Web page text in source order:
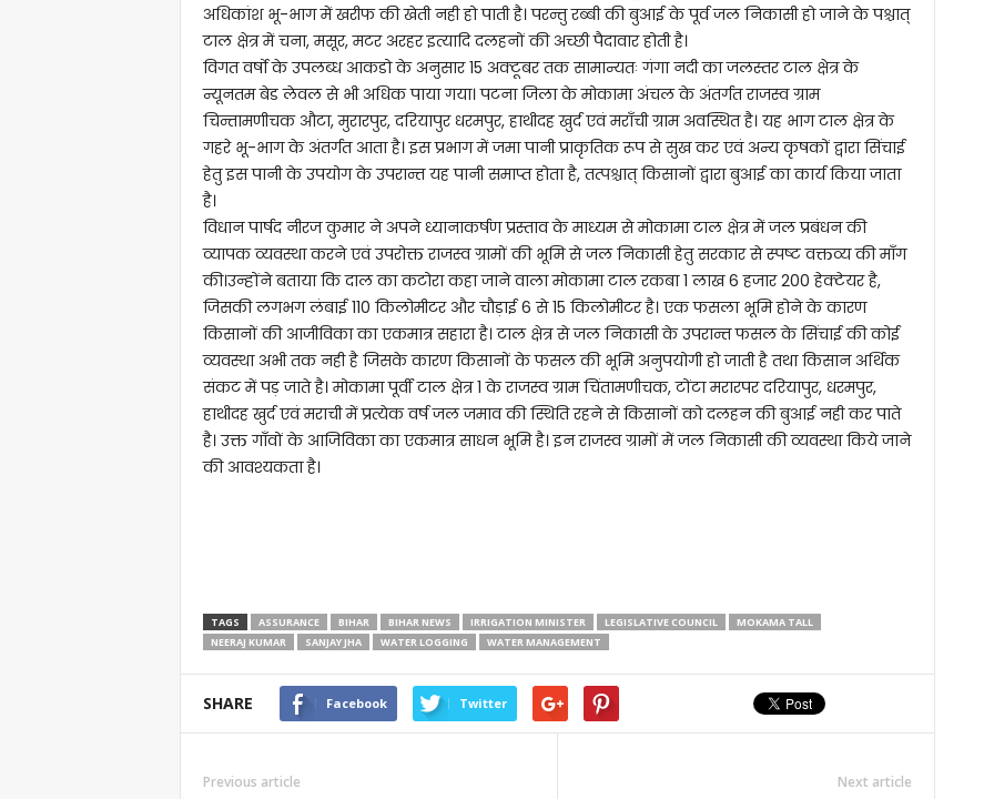
अधिकांश भू-भाग में खरीफ की खेती नही हो पाती है। परन्तु रब्बी की बुआई के पूर्व जल निकासी हो जाने के पश्चात्
टाल क्षेत्र में चना, मसूर, मटर अरहर इत्यादि दलहनों की अच्छी पैदावार होती है।
विगत वर्षो के उपलब्ध आकडो के अनुसार 15 अक्टूबर तक सामान्यतः गंगा नदी का जलस्तर टाल क्षेत्र के
न्यूनतम बेड लेवल से भी अधिक पाया गया। पटना जिला के मोकामा अंचल के अंतर्गत राजस्व ग्राम
चिन्तामणीचक औटा, मुरारपुर, दरियापुर धरमपुर, हाथीदह खुर्द एवं मराँची ग्राम अवस्थित है। यह भाग टाल क्षेत्र के
गहरे भू-भाग के अंतर्गत आता है। इस प्रभाग में जमा पानी प्राकृतिक रूप से सुख कर एवं अन्य कृषकों द्वारा सिंचाई
हेतु इस पानी के उपयोग के उपरान्त यह पानी समाप्त होता है, तत्पश्चात् किसानों द्वारा बुआई का कार्य किया जाता
है।
विधान पार्षद नीरज कुमार ने अपने ध्यानाकर्षण प्रस्ताव के माध्यम से मोकामा टाल क्षेत्र में जल प्रबंधन की
व्यापक व्यवस्था करने एवं उपरोक्त राजस्व ग्रामों की भूमि से जल निकासी हेतु सरकार से स्पष्ट वक्तव्य की माँग
की।उन्होंने बताया कि दाल का कटोरा कहा जाने वाला मोकामा टाल रकबा 1 लाख 6 हजार 200 हेक्टेयर है,
जिसकी लगभग लंबाई 110 किलोमीटर और चौड़ाई 6 से 15 किलोमीटर है। एक फसला भूमि होने के कारण
किसानों की आजीविका का एकमात्र सहारा है। टाल क्षेत्र से जल निकासी के उपरान्त फसल के सिंचाई की कोई
व्यवस्था अभी तक नही है जिसके कारण किसानों के फसल की भूमि अनुपयोगी हो जाती है तथा किसान अर्थिक
संकट में पड़ जाते है। मोकामा पूर्वी टाल क्षेत्र 1 के राजस्व ग्राम चिंतामणीचक, टोंटा मरारपर दरियापुर, धरमपुर,
हाथीदह खुर्द एवं मराची में प्रत्येक वर्ष जल जमाव की स्थिति रहने से किसानों को दलहन की बुआई नही कर पाते
है। उक्त गाँवों के आजिविका का एकमात्र साधन भूमि है। इन राजस्व ग्रामों में जल निकासी की व्यवस्था किये जाने
की आवश्यकता है।
TAGS ASSURANCE BIHAR BIHAR NEWS IRRIGATION MINISTER LEGISLATIVE COUNCIL
MOKAMA TALL
NEERAJ KUMAR
SANJAY JHA WATER LOGGING WATER MANAGEMENT
SHARE Facebook Twitter
Previous article Next article